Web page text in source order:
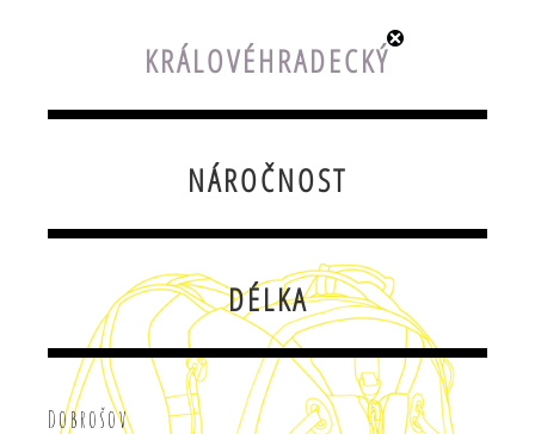
KRÁLOVÉHRADECKÝ
NÁROČNOST
DÉLKA
Dobrošov